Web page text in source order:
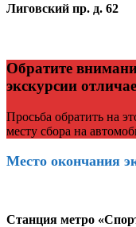
Лиговский пр. д. 62
Обратите
экскурсии
Просьба обратить на
месту сбора на
Место окончания
Станция метро